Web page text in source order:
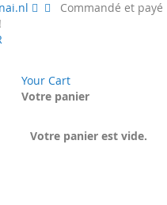
Commandé et payé
Your Cart
Votre panier
Votre panier est vide.